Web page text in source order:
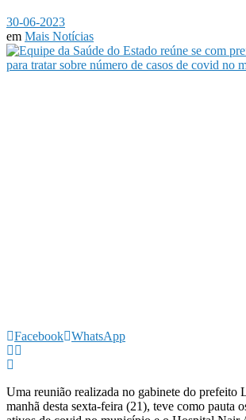
30-06-2023
em Mais Notícias
Facebook WhatsApp
Uma reunião realizada no gabinete do prefeito
manhã desta sexta-feira (21), teve como pauta